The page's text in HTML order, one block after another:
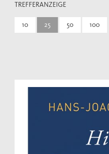
TREFFERANZEIGE
10 25 50 100